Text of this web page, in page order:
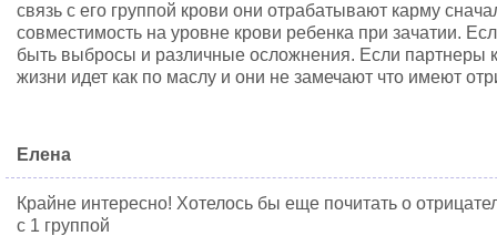
связь с его группой крови они отрабатывают карму
совместимость на уровне крови ребенка при зачатии.
быть выбросы и различные осложнения. Если партнеры
жизни идет как по маслу и они не замечают что имеют
Елена
Крайне интересно! Хотелось бы еще почитать о
с 1 группой